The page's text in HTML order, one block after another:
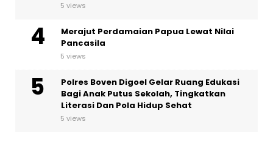
5 views
Merajut Perdamaian Papua Lewat Nilai
Pancasila
5 views
Polres Boven Digoel Gelar Ruang Edukasi
Bagi Anak Putus Sekolah, Tingkatkan
Literasi Dan Pola Hidup Sehat
5 views